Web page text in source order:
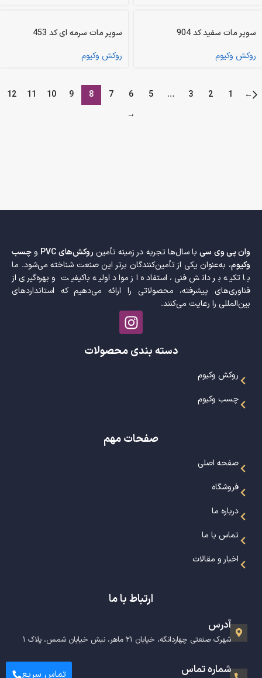
سوپر مات سفید کد 904
روکش وکیوم
سوپر مات سرمه ای کد 453
روکش وکیوم
←
1
2
3
…
5
6
7
8
9
10
11
12
→
وان پی وی سیبا سال‌ها تجربه در زمینه تأمین روکش‌های PVC وچسب
وکیوم، به‌عنوان یکی از تأمین‌کنندگان برتر این صنعت شناخته می‌شود. ما
با تکیه بر دانش فنی، استفاده از مواد اولیه باکیفیت و بهره‌گیری از
فناوری‌های پیشرفته، محصولاتی را ارائه می‌دهیم که استانداردهای
بین‌المللی را رعایت می‌کنند.
دسته بندی محصولات
روکش وکیوم
چسب وکیوم
صفحات مهم
صفحه اصلی
فروشگاه
درباره ما
تماس با ما
اخبار و مقالات
ارتباط با ما
آدرس
شهرک صنعتی چهاردانگه، خیابان ۲۱ ماهر، نبش خیابان شمس، پلاک ۱
شماره تماس تماس سریع